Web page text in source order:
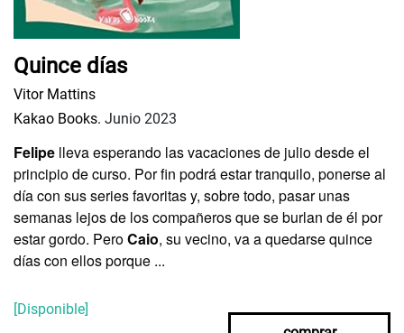
Quince días
Vitor Mattins
Kakao Books. Junio 2023
Felipe lleva esperando las vacaciones de julio desde el
principio de curso. Por fin podrá estar tranquilo, ponerse al
día con sus series favoritas y, sobre todo, pasar unas
semanas lejos de los compañeros que se burlan de él por
estar gordo. PeroCaio, su vecino, va a quedarse quince
días con ellos porque ...
[Disponible]